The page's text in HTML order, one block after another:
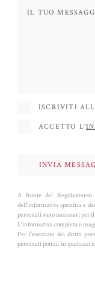
ISCRIVITI
ACCETTO L'
A fronte del
dell'informativa specifica e
personali sono necessari per
L'informativa completa e
Per l'esercizio dei diritti
personali potrai, in qualsiasi